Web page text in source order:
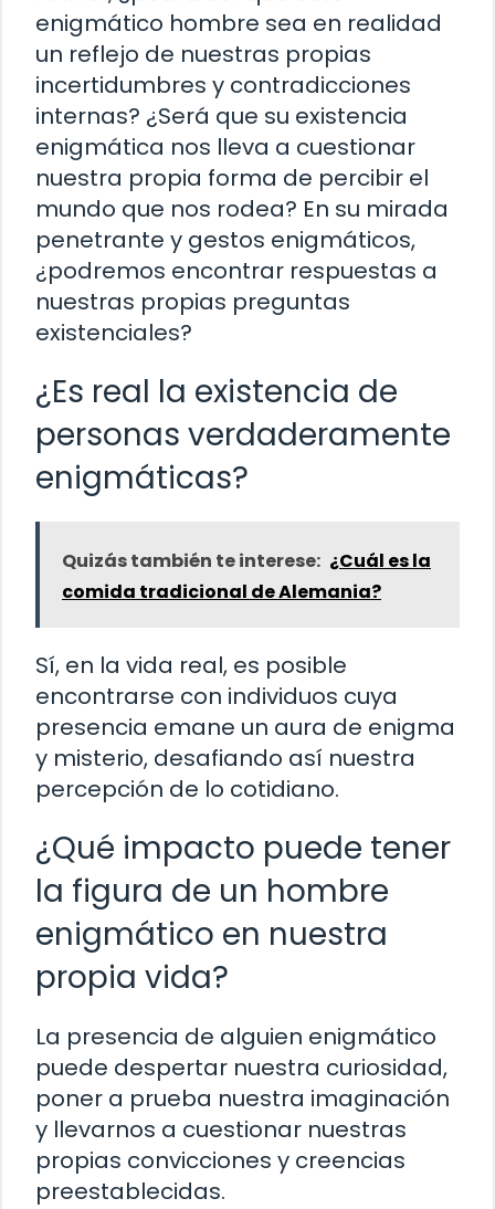
enigmático hombre sea en realidad
un reflejo de nuestras propias
incertidumbres y contradicciones
internas? ¿Será que su existencia
enigmática nos lleva a cuestionar
nuestra propia forma de percibir el
mundo que nos rodea? En su mirada
penetrante y gestos enigmáticos,
¿podremos encontrar respuestas a
nuestras propias preguntas
existenciales?
¿Es real la existencia de
personas verdaderamente
enigmáticas?
Quizás también te interese: ¿Cuál es la
comida tradicional de Alemania?
Sí, en la vida real, es posible
encontrarse con individuos cuya
presencia emane un aura de enigma
y misterio, desafiando así nuestra
percepción de lo cotidiano.
¿Qué impacto puede tener
la figura de un hombre
enigmático en nuestra
propia vida?
La presencia de alguien enigmático
puede despertar nuestra curiosidad,
poner a prueba nuestra imaginación
y llevarnos a cuestionar nuestras
propias convicciones y creencias
preestablecidas.